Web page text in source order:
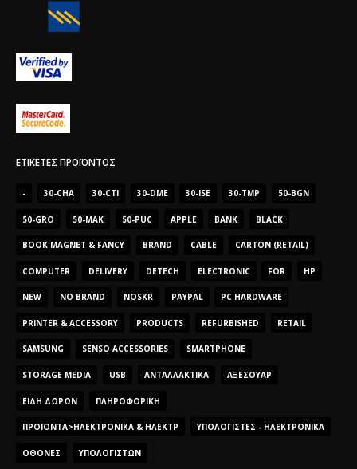
ΕΤΙΚΈΤΕΣ ΠΡΟΪΌΝΤΟΣ
- 30-CHA 30-CTI 30-DME 30-ISE 30-TMP 50-BGN
50-GRO 50-MAK 50-PUC APPLE BANK BLACK
BOOK MAGNET & FANCY BRAND CABLE CARTON (RETAIL)
COMPUTER DELIVERY DETECH ELECTRONIC FOR HP
NEW NO BRAND NOSKR PAYPAL PC HARDWARE
PRINTER & ACCESSORY PRODUCTS REFURBISHED RETAIL
SAMSUNG SENSO ACCESSORIES SMARTPHONE
STORAGE MEDIA USB ΑΝΤΑΛΛΑΚΤΙΚΆ ΑΞΕΣΟΥΆΡ
ΕΊΔΗ ΔΏΡΩΝ ΠΛΗΡΟΦΟΡΙΚΉ
ΠΡΟΪΌΝΤΑ>ΗΛΕΚΤΡΟΝΙΚΆ & ΗΛΕΚΤΡ ΥΠΟΛΟΓΙΣΤΈΣ - ΗΛΕΚΤΡΟΝΙΚΆ
ΟΘΌΝΕΣ ΥΠΟΛΟΓΙΣΤΏΝ